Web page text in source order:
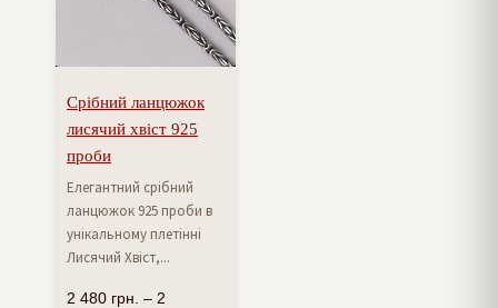
Срібний ланцюжок
лисячий хвіст 925
проби
Елегантний срібний
ланцюжок 925 проби в
унікальному плетінні
Лисячий Хвіст,...
2 480 грн. – 2